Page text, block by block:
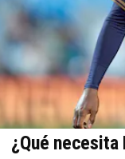
¿Qué necesita